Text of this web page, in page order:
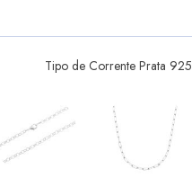
Tipo de Corrente Prata 925